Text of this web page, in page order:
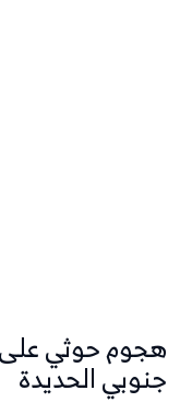
هجوم حوثي على
جنوبي الحديدة